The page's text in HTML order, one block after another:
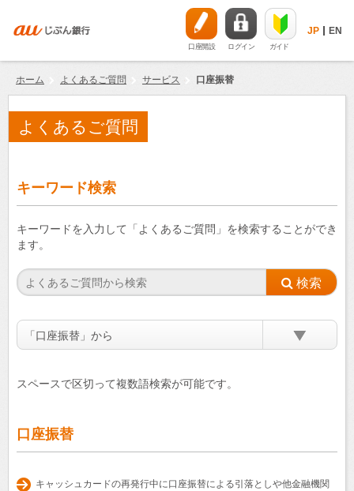
口座開設 ログイン ガイド
JP EN
ホーム よくあるご質問 サービス 口座振替
よくあるご質問
キーワード検索
キーワードを入力して「よくあるご質問」を検索することができ
ます。
「口座振替」から
スペースで区切って複数語検索が可能です。
口座振替
キャッシュカードの再発行中に口座振替による引落としや他金融機関